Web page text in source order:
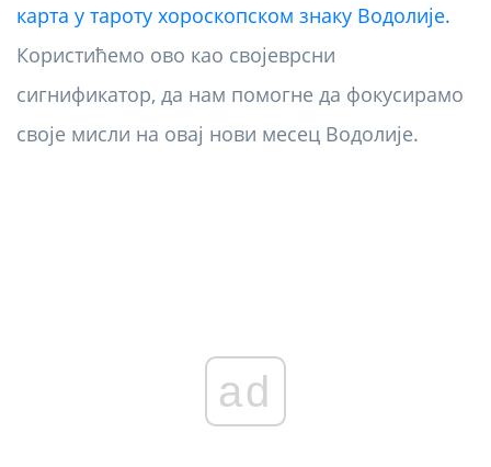
карта у тароту хороскопском знаку Водолије.
Користићемо ово као својеврсни
сигнификатор, да нам помогне да фокусирамо
своје мисли на овај нови месец Водолије.
ad